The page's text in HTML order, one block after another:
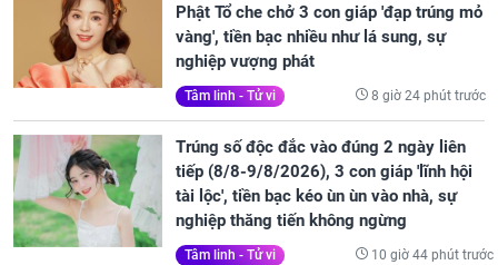
Phật Tổ che chở 3 con giáp 'đạp trúng mỏ
vàng', tiền bạc nhiều như lá sung, sự
nghiệp vượng phát
Tâm linh - Tử vi 8 giờ 24 phút trước
Trúng số độc đắc vào đúng 2 ngày liên
tiếp (8/8-9/8/2026), 3 con giáp 'lĩnh hội
tài lộc', tiền bạc kéo ùn ùn vào nhà, sự
nghiệp thăng tiến không ngừng
Tâm linh - Tử vi 10 giờ 44 phút trước